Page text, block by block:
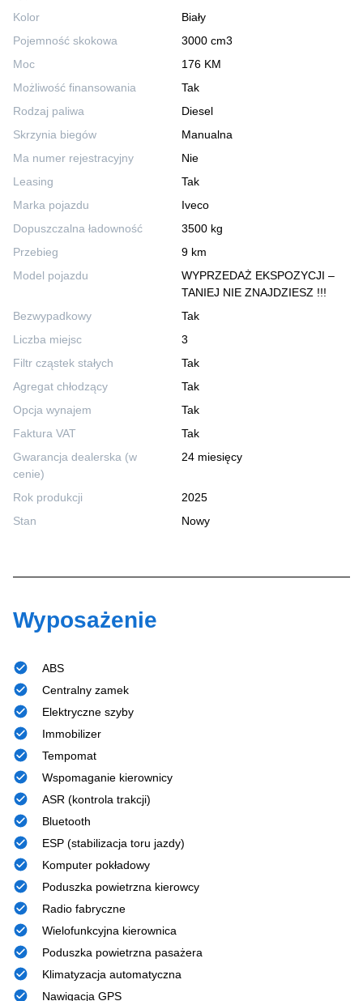
Kolor
Biały
Pojemność skokowa
3000 cm3
Moc
176 KM
Możliwość finansowania
Tak
Rodzaj paliwa
Diesel
Skrzynia biegów
Manualna
Ma numer rejestracyjny
Nie
Leasing
Tak
Marka pojazdu
Iveco
Dopuszczalna ładowność
3500 kg
Przebieg
9 km
Model pojazdu
WYPRZEDAŻ EKSPOZYCJI –
TANIEJ NIE ZNAJDZIESZ !!!
Bezwypadkowy
Tak
Liczba miejsc
3
Filtr cząstek stałych
Tak
Agregat chłodzący
Tak
Opcja wynajem
Tak
Faktura VAT
Tak
Gwarancja dealerska (w
cenie)
24 miesięcy
Rok produkcji
2025
Stan
Nowy
Wyposażenie
ABS
Centralny zamek
Elektryczne szyby
Immobilizer
Tempomat
Wspomaganie kierownicy
ASR (kontrola trakcji)
Bluetooth
ESP (stabilizacja toru jazdy)
Komputer pokładowy
Poduszka powietrzna kierowcy
Radio fabryczne
Wielofunkcyjna kierownica
Poduszka powietrzna pasażera
Klimatyzacja automatyczna
Nawigacja GPS